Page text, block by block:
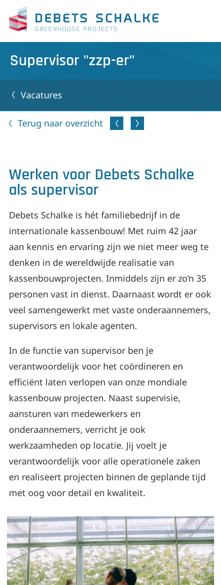
Supervisor "zzp-er"
Vacatures
Terug naar overzicht
Werken voor Debets Schalke
als supervisor
Debets Schalke is hét familiebedrijf in de
internationale kassenbouw! Met ruim 42 jaar
aan kennis en ervaring zijn we niet meer weg te
denken in de wereldwijde realisatie van
kassenbouwprojecten. Inmiddels zijn er zo’n 35
personen vast in dienst. Daarnaast wordt er ook
veel samengewerkt met vaste onderaannemers,
supervisors en lokale agenten.
In de functie van supervisor ben je
verantwoordelijk voor het coördineren en
efficiënt laten verlopen van onze mondiale
kassenbouw projecten. Naast supervisie,
aansturen van medewerkers en
onderaannemers, verricht je ook
werkzaamheden op locatie. Jij voelt je
verantwoordelijk voor alle operationele zaken
en realiseert projecten binnen de geplande tijd
met oog voor detail en kwaliteit.